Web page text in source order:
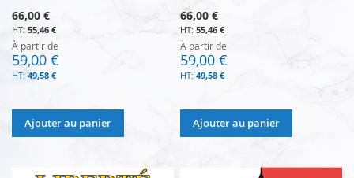
66,00 €
55,46 €
À partir de
59,00 €
49,58 €
Ajouter au panier
66,00 €
55,46 €
À partir de
59,00 €
49,58 €
Ajouter au panier